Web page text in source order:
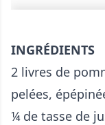
INGRÉDIENTS
2 livres de
pelées,
¼ de tasse de